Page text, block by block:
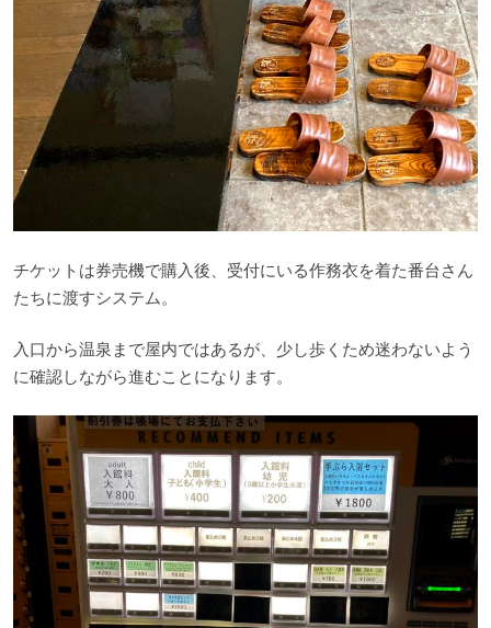
チケットは券売機で購入後、受付にいる作務衣を着た番台さん
たちに渡すシステム。
入口から温泉まで屋内ではあるが、少し歩くため迷わないよう
に確認しながら進むことになります。